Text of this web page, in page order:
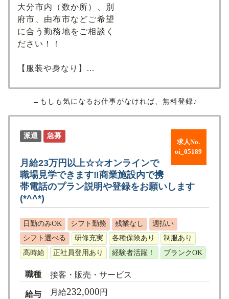
大分市内（数か所）、別
府市、由布市などご希望
に合う勤務地をご相談く
ださい！！
【服装や身なり】...
→もしも気になるお仕事がなければ、無料登録♪
求人No.
oi_05189
派遣 急募
月給23万円以上☆☆オンラインで
職場見学できます‼商業施設内で携
帯電話のプラン説明や登録をお願いします
(*^^*)
日勤のみOK シフト勤務 残業なし
週払い
シフト選べる
研修充実 各種保険あり
制服あり
高時給
正社員登用あり 経験者活躍！ ブランクOK
職種 接客・販売・サービス
給与 月給232,000円